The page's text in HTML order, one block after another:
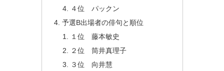
４位 パックン
予選B出場者の俳句と順位
１位 藤本敏史
２位 筒井真理子
３位 向井慧